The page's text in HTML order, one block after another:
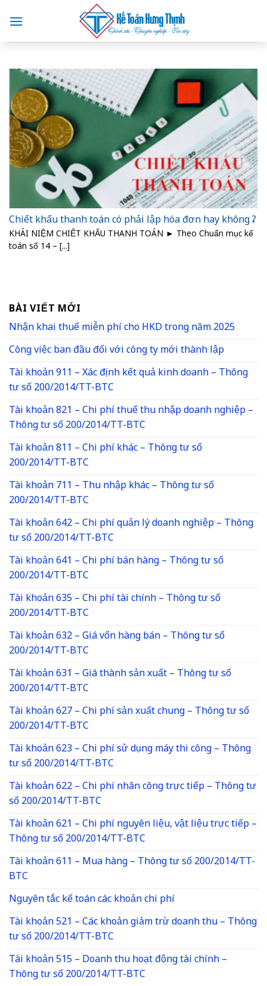
content
Chiết khấu thanh toán có phải lập hóa đơn hay không ?
KHÁI NIỆM CHIẾT KHẤU THANH TOÁN ► Theo Chuẩn mục kế
toán số 14 – [...]
BÀI VIẾT MỚI
Nhận khai thuế miễn phí cho HKD trong năm 2025
Công việc ban đầu đối với công ty mới thành lập
Tài khoản 911 – Xác định kết quả kinh doanh – Thông
tư số 200/2014/TT-BTC
Tài khoản 821 – Chi phí thuế thu nhập doanh nghiệp –
Thông tư số 200/2014/TT-BTC
Tài khoản 811 – Chi phí khác – Thông tư số
200/2014/TT-BTC
Tài khoản 711 – Thu nhập khác – Thông tư số
200/2014/TT-BTC
Tài khoản 642 – Chi phí quản lý doanh nghiệp – Thông
tư số 200/2014/TT-BTC
Tài khoản 641 – Chi phí bán hàng – Thông tư số
200/2014/TT-BTC
Tài khoản 635 – Chi phí tài chính – Thông tư số
200/2014/TT-BTC
Tài khoản 632 – Giá vốn hàng bán – Thông tư số
200/2014/TT-BTC
Tài khoản 631 – Giá thành sản xuất – Thông tư số
200/2014/TT-BTC
Tài khoản 627 – Chi phí sản xuất chung – Thông tư số
200/2014/TT-BTC
Tài khoản 623 – Chi phí sử dụng máy thi công – Thông
tư số 200/2014/TT-BTC
Tài khoản 622 – Chi phí nhân công trực tiếp – Thông tư
số 200/2014/TT-BTC
Tài khoản 621 – Chi phí nguyên liệu, vật liệu trực tiếp –
Thông tư số 200/2014/TT-BTC
Tài khoản 611 – Mua hàng – Thông tư số 200/2014/TT-
BTC
Nguyên tắc kế toán các khoản chi phí
Tài khoản 521 – Các khoản giảm trừ doanh thu – Thông
tư số 200/2014/TT-BTC
Tài khoản 515 – Doanh thu hoạt động tài chính –
Thông tư số 200/2014/TT-BTC